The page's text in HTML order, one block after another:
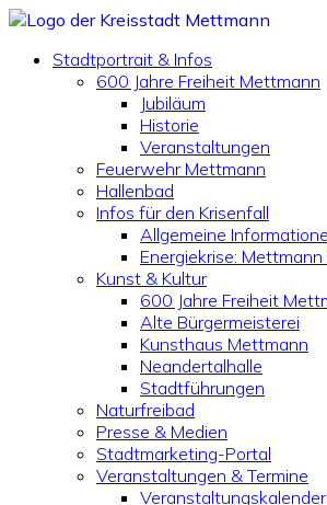
Stadtportrait & Infos
600 Jahre Freiheit Mettmann
Jubiläum
Historie
Veranstaltungen
Feuerwehr Mettmann
Hallenbad
Infos für den Krisenfall
Allgemeine
Energiekrise:
Kunst & Kultur
600 Jahre Freiheit
Alte Bürgermeisterei
Kunsthaus Mettmann
Neandertalhalle
Stadtführungen
Naturfreibad
Presse & Medien
Stadtmarketing-Portal
Veranstaltungen & Termine
Veranstaltungskalender